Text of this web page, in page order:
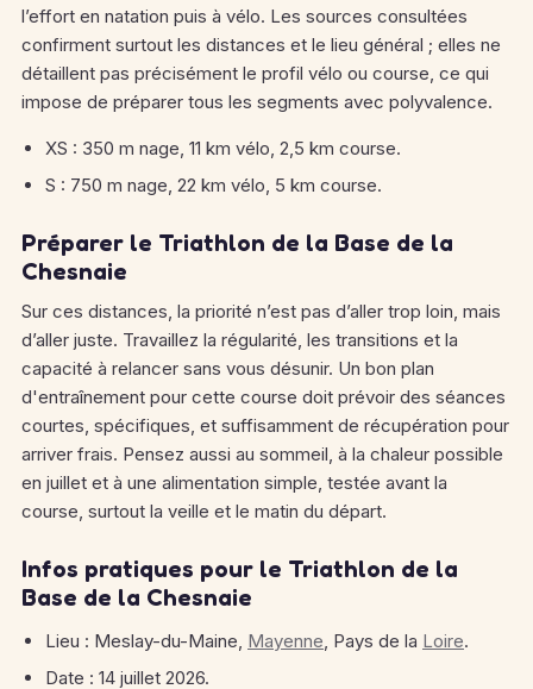
l’effort en natation puis à vélo. Les sources consultées
confirment surtout les distances et le lieu général ; elles ne
détaillent pas précisément le profil vélo ou course, ce qui
impose de préparer tous les segments avec polyvalence.
XS : 350 m nage, 11 km vélo, 2,5 km course.
S : 750 m nage, 22 km vélo, 5 km course.
Préparer le Triathlon de la Base de la
Chesnaie
Sur ces distances, la priorité n’est pas d’aller trop loin, mais
d’aller juste. Travaillez la régularité, les transitions et la
capacité à relancer sans vous désunir. Un bon plan
d'entraînement pour cette course doit prévoir des séances
courtes, spécifiques, et suffisamment de récupération pour
arriver frais. Pensez aussi au sommeil, à la chaleur possible
en juillet et à une alimentation simple, testée avant la
course, surtout la veille et le matin du départ.
Infos pratiques pour le Triathlon de la
Base de la Chesnaie
Lieu : Meslay-du-Maine, Mayenne, Pays de la Loire.
Date : 14 juillet 2026.